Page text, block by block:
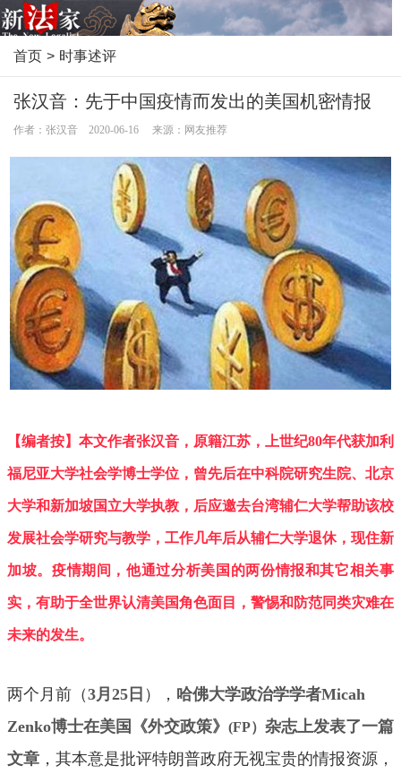
首页 > 时事述评
张汉音：先于中国疫情而发出的美国机密情报
作者：张汉音 2020-06-16 来源：网友推荐
【编者按】本文作者张汉音，原籍江苏，上世纪80年代获加利
福尼亚大学社会学博士学位，曾先后在中科院研究生院、北京
大学和新加坡国立大学执教，后应邀去台湾辅仁大学帮助该校
发展社会学研究与教学，工作几年后从辅仁大学退休，现住新
加坡。疫情期间，他通过分析美国的两份情报和其它相关事
实，有助于全世界认清美国角色面目，警惕和防范同类灾难在
未来的发生。
两个月前（3月25日 ）， 哈佛大学政治学学者Micah
Zenko博士在美国《外交政策》 (FP） 杂志上发表了一篇
文章 ，其本意是批评特朗普政府无视宝贵的情报资源，